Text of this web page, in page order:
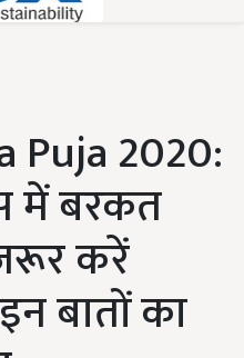
Puja 2020:
में बरकत
करें
बातों का